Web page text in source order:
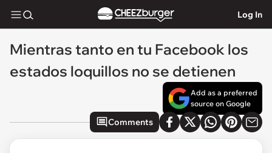
Log In
Mientras tanto en tu Facebook los
estados loquillos no se detienen
Add as a preferred
source on Google
Comments